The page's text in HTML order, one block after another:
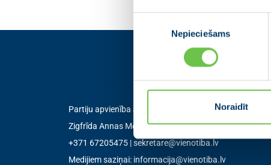
izvēle
Nepieciešams
Noraidīt
Partiju apvienība Jaunā VIENOTĪBA
Zigfrīda Annas Meierovica bulvāris 12-3, Rīga, LV-1050
+371 67205475 |sekretare@vienotiba.lv
Medijiem saziņai: informacija@vienotiba.lv